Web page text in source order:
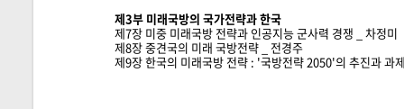
제3부 미래국방의 국가전략과 한국
제7장 미중 미래국방 전략과 인공지능 군사력 경쟁 _ 차정미
제8장 중견국의 미래 국방전략 _ 전경주
제9장 한국의 미래국방 전략 : '국방전략 2050'의 추진과 과